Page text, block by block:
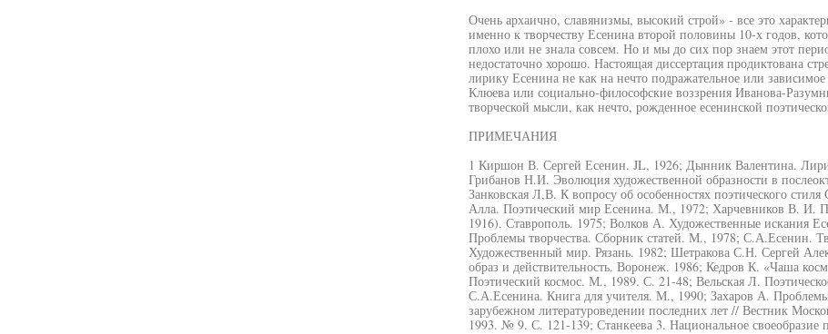
Очень архаично, славянизмы, высокий строй» - все это
именно к творчеству Есенина второй половины 10-х годов,
плохо или не знала совсем. Но и мы до сих пор знаем этот
недостаточно хорошо. Настоящая диссертация продиктована
лирику Есенина не как на нечто подражательное или
Клюева или социально-философские воззрения Иванова-
творческой мысли, как нечто, рожденное есенинской
ПРИМЕЧАНИЯ
1 Киршон В. Сергей Есенин. JL, 1926; Дынник Валентина.
Грибанов Н.И. Эволюция художественной образности в
Занковская Л,В. К вопросу об особенностях поэтического
Алла. Поэтический мир Есенина. М., 1972; Харчевников В. И.
1916). Ставрополь. 1975; Волков А. Художественные искания
Проблемы творчества. Сборник статей. М., 1978; С.А.Есенин.
Художественный мир. Рязань. 1982; Шетракова С.Н. Сергей
образ и действительность. Воронеж. 1986; Кедров К. «Чаша
Поэтический космос. М., 1989. С. 21-48; Вельская Л.
С.А.Есенина. Книга для учителя. М., 1990; Захаров А.
зарубежном литературоведении последних лет // Вестник
1993. № 9. С. 121-139; Станкеева 3. Национальное своеобразие